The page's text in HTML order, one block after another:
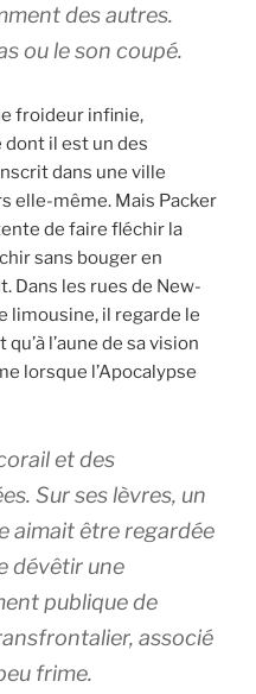
des autres.
ou le son coupé.
froideur infinie,
il est un des
dans une ville
elle-même. Mais Packer
de faire fléchir la
sans bouger en
Dans les rues de New-
limousine, il regarde le
l’aune de sa vision
lorsque l’Apocalypse
et des
Sur ses lèvres, un
aimait être regardée
dévêtir une
publique de
associé
frime.